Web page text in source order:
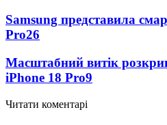
Samsung представила
Pro26
Масштабний витік
iPhone 18 Pro9
Читати коментарі